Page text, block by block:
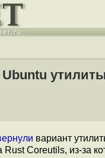
вариант
Rust Coreutils, из-за